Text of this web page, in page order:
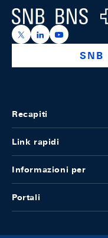
Logo
https://x.com/
https://https://
SNB
Recapiti
Link rapidi
Informazioni per
Portali